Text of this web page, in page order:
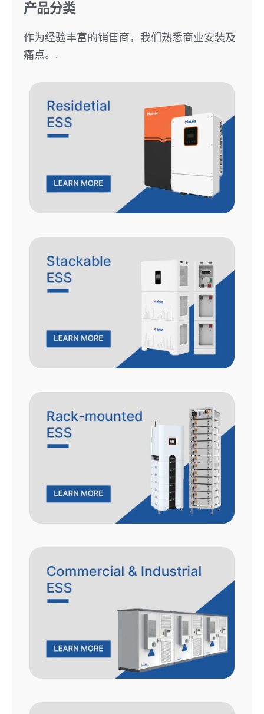
产品分类
作为经验丰富的销售商，我们熟悉商业安装及
痛点。.